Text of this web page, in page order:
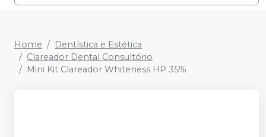
Home
Dentística e Estética
Clareador Dental Consultório
Mini Kit Clareador Whiteness HP 35%